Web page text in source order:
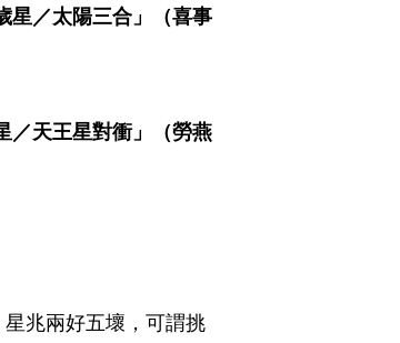
星／太陽三合」（喜事
／天王星對衝」（勞燕
兆兩好五壞，可謂挑